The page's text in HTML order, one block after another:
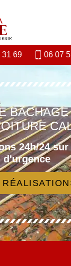
31 69 06 07
24h/24 sur
d'urgence